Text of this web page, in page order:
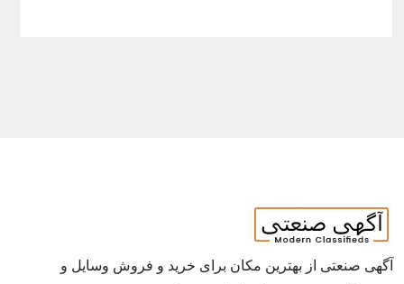
آگهی صنعتی از بهترین مکان برای خرید و فروش وسایل و